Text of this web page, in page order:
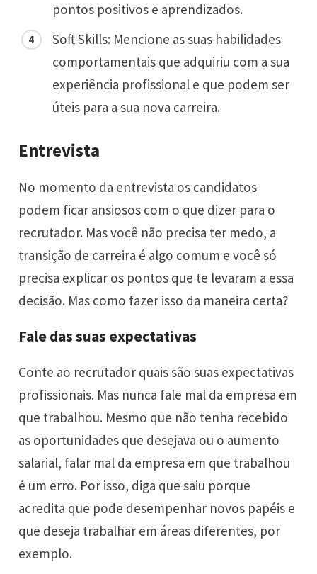
pontos positivos e aprendizados.
Soft Skills: Mencione as suas habilidades
comportamentais que adquiriu com a sua
experiência profissional e que podem ser
úteis para a sua nova carreira.
Entrevista
No momento da entrevista os candidatos
podem ficar ansiosos com o que dizer para o
recrutador. Mas você não precisa ter medo, a
transição de carreira é algo comum e você só
precisa explicar os pontos que te levaram a essa
decisão. Mas como fazer isso da maneira certa?
Fale das suas expectativas
Conte ao recrutador quais são suas expectativas
profissionais. Mas nunca fale mal da empresa em
que trabalhou. Mesmo que não tenha recebido
as oportunidades que desejava ou o aumento
salarial, falar mal da empresa em que trabalhou
é um erro. Por isso, diga que saiu porque
acredita que pode desempenhar novos papéis e
que deseja trabalhar em áreas diferentes, por
exemplo.